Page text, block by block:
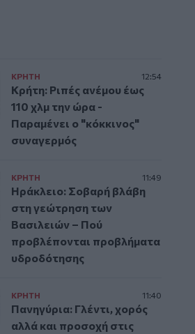
ΚΡΗΤΗ 12:54
Κρήτη: Ριπές ανέμου έως
110 χλμ την ώρα -
Παραμένει ο "κόκκινος"
συναγερμός
ΚΡΗΤΗ 11:49
Ηράκλειο: Σοβαρή βλάβη
στη γεώτρηση των
Βασιλειών – Πού
προβλέπονται προβλήματα
υδροδότησης
ΚΡΗΤΗ 11:40
Πανηγύρια: Γλέντι, χορός
αλλά και προσοχή στις